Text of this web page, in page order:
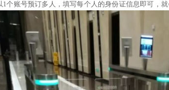
1个账号预订多人，填写每个人的身份证信息即可，